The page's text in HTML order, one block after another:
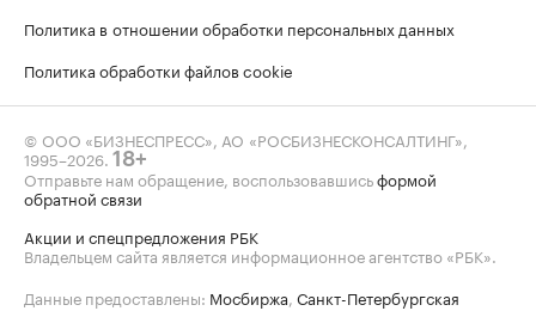
Политика в отношении обработки персональных данных
Политика обработки файлов cookie
© ООО «БИЗНЕСПРЕСС», АО «РОСБИЗНЕСКОНСАЛТИНГ»,
1995–2026. 18+
Отправьте нам обращение, воспользовавшисьформой
обратной связи
Акции и спецпредложения РБК
Владельцем сайта является информационное агентство «РБК».
Данные предоставлены: Мосбиржа, Санкт-Петербургская